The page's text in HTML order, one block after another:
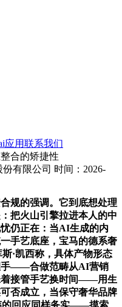
应用联系我们
合的矫捷性
有限公司 时间：2026-
的强调。它到底想处理
把火山引擎拉进本人的中
仍正在：当AI生成的内
手艺底座，宝马的德系奢
·凯西称，具体产物形态
手——合做范畴从AI营销
着接管手艺换时间——用生
否成立，当保守奢华品牌
的回应同样务实——摸索